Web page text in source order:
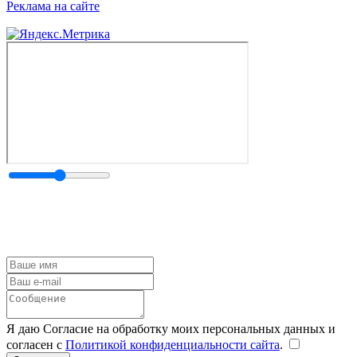
Реклама на сайте
Я даю Согласие на обработку моих персональных данных и
согласен с Политикой конфиденциальности сайта.